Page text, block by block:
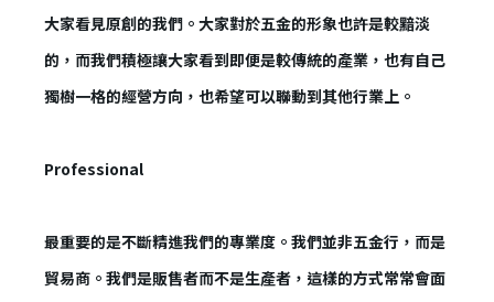
忘記密碼？
大家看見原創的我們。大家對於五金的形象也許是較黯淡
的，而我們積極讓大家看到即便是較傳統的產業，也有自己
獨樹一格的經營方向，也希望可以聯動到其他行業上。
Professional
最重要的是不斷精進我們的專業度。我們並非五金行，而是
貿易商。我們是販售者而不是生產者，這樣的方式常常會面